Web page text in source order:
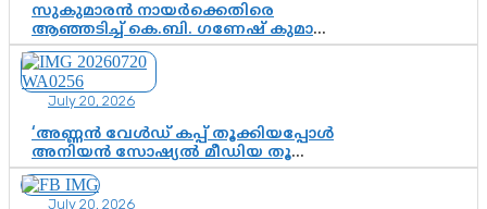
സുകുമാരൻ നായർക്കെതിരെ
ആഞ്ഞടിച്ച് കെ.ബി. ഗണേഷ് കുമാർ,
വി.ഡി. സതീശന് പൂർണ പിന്തുണ
July 20, 2026
‘അണ്ണൻ വേൾഡ് കപ്പ് തൂക്കിയപ്പോൾ
അനിയൻ സോഷ്യൽ മീഡിയ തൂക്കി’;
ലാമിൻ യമാലിന്റെ
കിരീടധാരണത്തിനിടെ
July 20, 2026